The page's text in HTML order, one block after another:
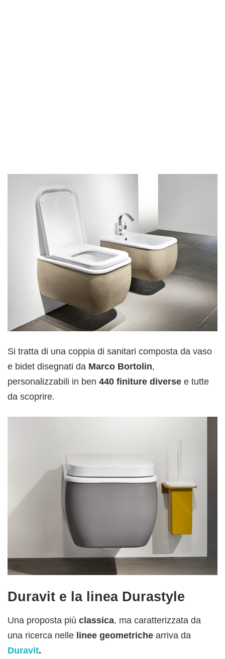
Si tratta di una coppia di sanitari composta da vaso
e bidet disegnati da Marco Bortolin,
personalizzabili in ben 440 finiture diverse e tutte
da scoprire.
Duravit e la linea Durastyle
Una proposta più classica, ma caratterizzata da
una ricerca nelle linee geometriche arriva da
Duravit.